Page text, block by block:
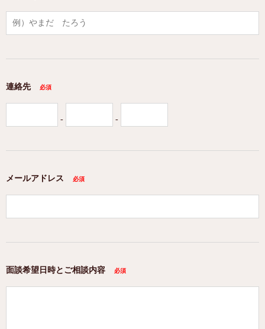
連絡先
- -
メールアドレス
面談希望日時とご相談内容